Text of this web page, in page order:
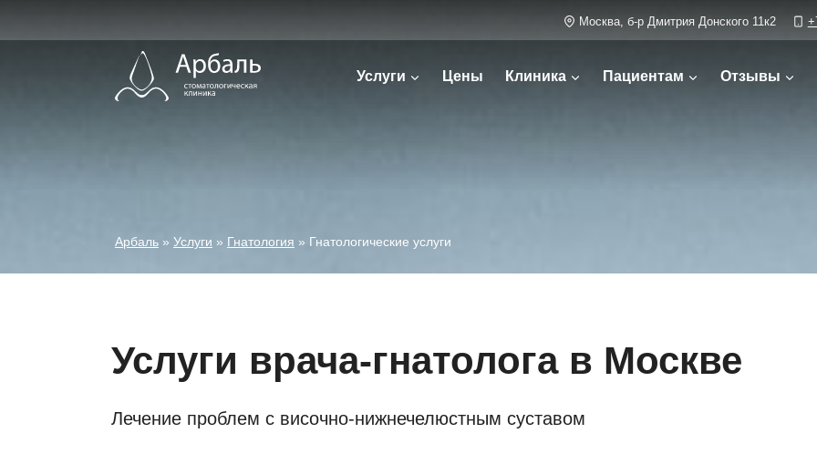
Москва, б-р Дмитрия Донского 11к2
Услуги Цены Клиника Пациентам Отзывы
Арбаль » Услуги » Гнатология » Гнатологические услуги
Услуги врача-гнатолога в Москве
Лечение проблем с височно-нижнечелюстным суставом